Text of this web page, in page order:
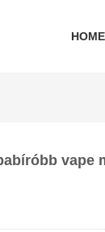
HOME
vape